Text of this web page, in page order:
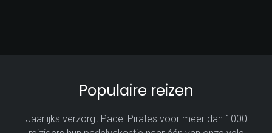
Populaire reizen
Jaarlijks verzorgt Padel Pirates voor meer dan 1000